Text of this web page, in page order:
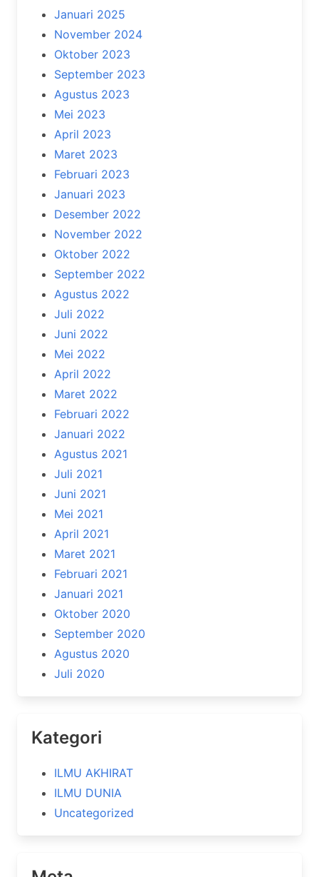
Januari 2025
November 2024
Oktober 2023
September 2023
Agustus 2023
Mei 2023
April 2023
Maret 2023
Februari 2023
Januari 2023
Desember 2022
November 2022
Oktober 2022
September 2022
Agustus 2022
Juli 2022
Juni 2022
Mei 2022
April 2022
Maret 2022
Februari 2022
Januari 2022
Agustus 2021
Juli 2021
Juni 2021
Mei 2021
April 2021
Maret 2021
Februari 2021
Januari 2021
Oktober 2020
September 2020
Agustus 2020
Juli 2020
Kategori
ILMU AKHIRAT
ILMU DUNIA
Uncategorized